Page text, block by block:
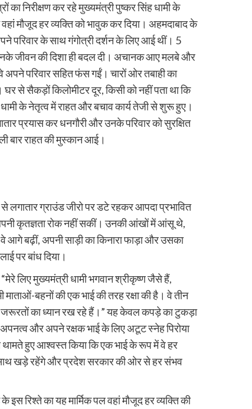
का निरीक्षण कर रहे मुख्यमंत्री पुष्कर सिंह धामी के
मौजूद हर व्यक्ति को भावुक कर दिया। अहमदाबाद के
परिवार के साथ गंगोत्री दर्शन के लिए आई थीं। 5
जीवन की दिशा ही बदल दी। अचानक आए मलबे और
अपने परिवार सहित फंस गईं। चारों ओर तबाही का
से सैकड़ों किलोमीटर दूर, किसी को नहीं पता था कि
के नेतृत्व में राहत और बचाव कार्य तेजी से शुरू हुए।
प्रयास कर धनगौरी और उनके परिवार को सुरक्षित
बार राहत की मुस्कान आई।
लगातार ग्राउंड जीरो पर डटे रहकर आपदा प्रभावित
अपनी कृतज्ञता रोक नहीं सकीं। उनकी आंखों में आंसू थे,
बढ़ीं, अपनी साड़ी का किनारा फाड़ा और उसका
पर बांध दिया।
लिए मुख्यमंत्री धामी भगवान श्रीकृष्ण जैसे हैं,
बहनों की एक भाई की तरह रक्षा की है। वे तीन
जरूरतों का ध्यान रख रहे हैं।” यह केवल कपड़े का टुकड़ा
और अपने रक्षक भाई के लिए अटूट स्नेह पिरोया
हुए आश्वस्त किया कि एक भाई के रूप में वे हर
साथ खड़े रहेंगे और प्रदेश सरकार की ओर से हर संभव
इस रिश्ते का यह मार्मिक पल वहां मौजूद हर व्यक्ति की